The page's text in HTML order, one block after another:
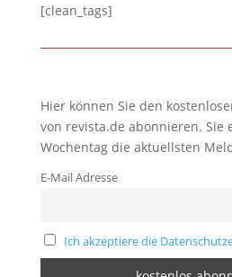
[clean_tags]
Hier können Sie den
von revista.de abonnieren. Sie
Wochentag die aktuellsten
E-Mail Adresse
Ich akzeptiere die